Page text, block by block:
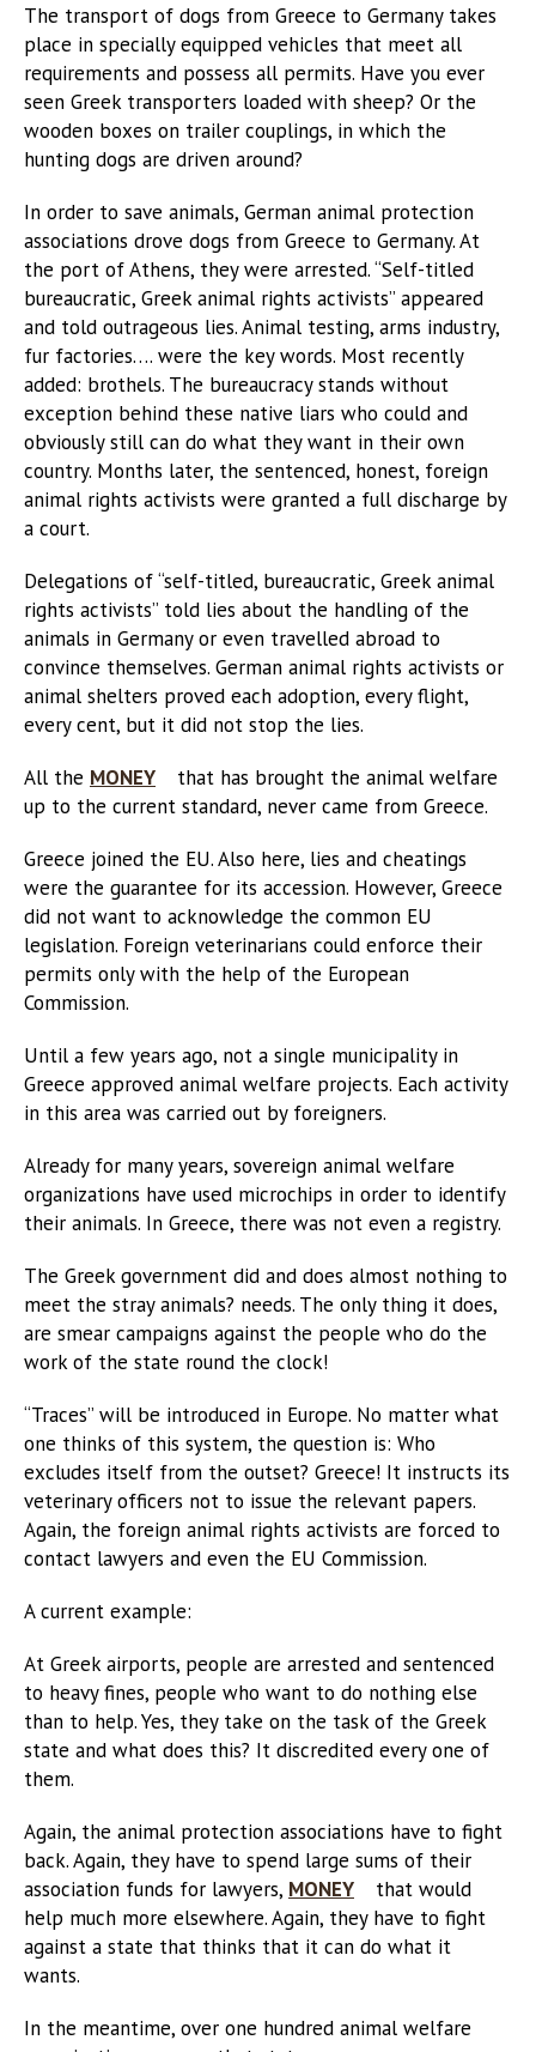
The transport of dogs from Greece to Germany takes
place in specially equipped vehicles that meet all
requirements and possess all permits. Have you ever
seen Greek transporters loaded with sheep? Or the
wooden boxes on trailer couplings, in which the
hunting dogs are driven around?
In order to save animals, German animal protection
associations drove dogs from Greece to Germany. At
the port of Athens, they were arrested. “Self-titled
bureaucratic, Greek animal rights activists” appeared
and told outrageous lies. Animal testing, arms industry,
fur factories…. were the key words. Most recently
added: brothels. The bureaucracy stands without
exception behind these native liars who could and
obviously still can do what they want in their own
country. Months later, the sentenced, honest, foreign
animal rights activists were granted a full discharge by
a court.
Delegations of “self-titled, bureaucratic, Greek animal
rights activists” told lies about the handling of the
animals in Germany or even travelled abroad to
convince themselves. German animal rights activists or
animal shelters proved each adoption, every flight,
every cent, but it did not stop the lies.
All the MONEY
that has brought the animal welfare
up to the current standard, never came from Greece.
Greece joined the EU. Also here, lies and cheatings
were the guarantee for its accession. However, Greece
did not want to acknowledge the common EU
legislation. Foreign veterinarians could enforce their
permits only with the help of the European
Commission.
Until a few years ago, not a single municipality in
Greece approved animal welfare projects. Each activity
in this area was carried out by foreigners.
Already for many years, sovereign animal welfare
organizations have used microchips in order to identify
their animals. In Greece, there was not even a registry.
The Greek government did and does almost nothing to
meet the stray animals? needs. The only thing it does,
are smear campaigns against the people who do the
work of the state round the clock!
“Traces” will be introduced in Europe. No matter what
one thinks of this system, the question is: Who
excludes itself from the outset? Greece! It instructs its
veterinary officers not to issue the relevant papers.
Again, the foreign animal rights activists are forced to
contact lawyers and even the EU Commission.
A current example:
At Greek airports, people are arrested and sentenced
to heavy fines, people who want to do nothing else
than to help. Yes, they take on the task of the Greek
state and what does this? It discredited every one of
them.
Again, the animal protection associations have to fight
back. Again, they have to spend large sums of their
association funds for lawyers, MONEY
that would
help much more elsewhere. Again, they have to fight
against a state that thinks that it can do what it
wants.
In the meantime, over one hundred animal welfare